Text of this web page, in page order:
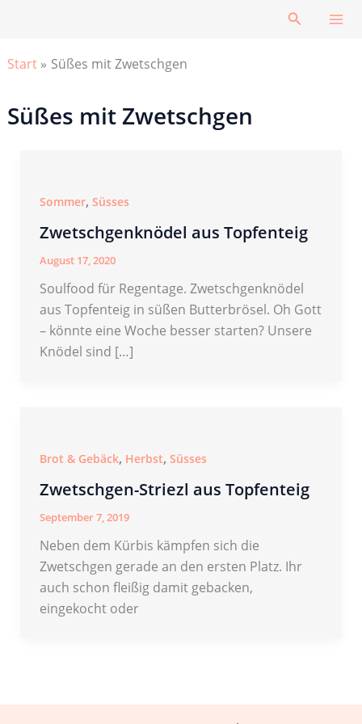
Suchen
Start Süßes mit Zwetschgen
Süßes mit Zwetschgen
Sommer, Süsses
Zwetschgenknödel aus Topfenteig
August 17, 2020
Soulfood für Regentage. Zwetschgenknödel
aus Topfenteig in süßen Butterbrösel. Oh Gott
– könnte eine Woche besser starten? Unsere
Knödel sind […]
Brot & Gebäck, Herbst, Süsses
Zwetschgen-Striezl aus Topfenteig
September 7, 2019
Neben dem Kürbis kämpfen sich die
Zwetschgen gerade an den ersten Platz. Ihr
auch schon fleißig damit gebacken,
eingekocht oder